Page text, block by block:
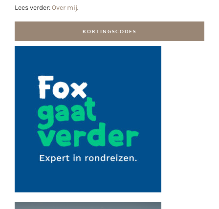
Lees verder:Over mij.
KORTINGSCODES